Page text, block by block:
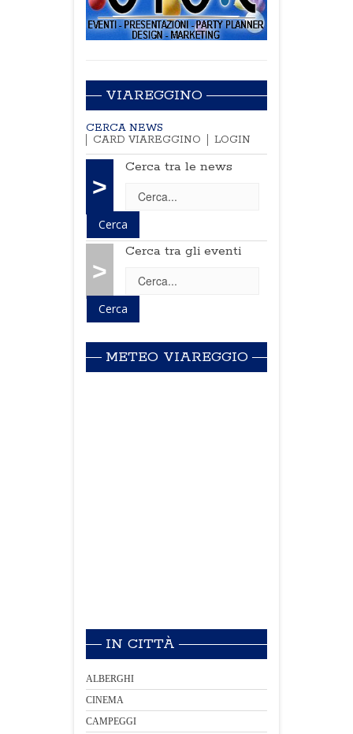
VIAREGGINO
CERCA NEWS
CARD VIAREGGINO
LOGIN
>
Cerca tra le news
>
Cerca tra gli eventi
METEO VIAREGGIO
IN CITTÀ
ALBERGHI
CINEMA
CAMPEGGI